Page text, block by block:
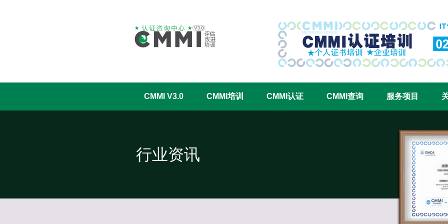
CMMI认证咨询中心官网
CMMI V3.0 CMMI培训 CMMI认证 CMMI查询 服务项目
行业资讯